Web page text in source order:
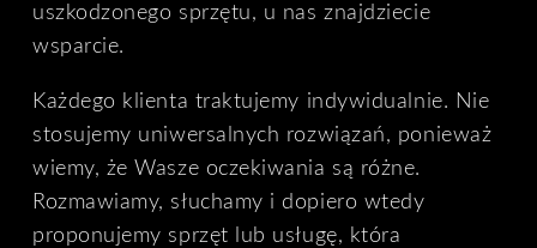
uszkodzonego sprzętu, u nas znajdziecie
wsparcie.
Każdego klienta traktujemy indywidualnie. Nie
stosujemy uniwersalnych rozwiązań, ponieważ
wiemy, że Wasze oczekiwania są różne.
Rozmawiamy, słuchamy i dopiero wtedy
proponujemy sprzęt lub usługę, która